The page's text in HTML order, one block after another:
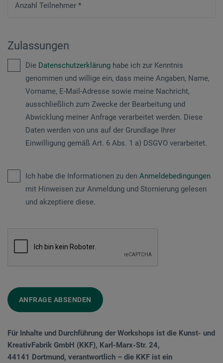
Anzahl Teilnehmer *
Zulassungen
Die Datenschutzerklärung habe ich zur Kenntnis
genommen und willige ein, dass meine Angaben, Name,
Vorname, E-Mail-Adresse sowie meine Nachricht,
ausschließlich zum Zwecke der Bearbeitung und
Abwicklung meiner Anfrage verarbeitet werden. Diese
Daten werden von uns auf der Grundlage Ihrer
Einwilligung gemäß Art. 6 Abs. 1 a) DSGVO verarbeitet.
Ich habe die Informationen zu den Anmeldebedingungen
mit Hinweisen zur Anmeldung und Stornierung gelesen
und akzeptiere diese.
ANFRAGE ABSENDEN
Für Inhalte und Durchführung der Workshops ist die Kunst- und
KreativFabrik GmbH (KKF), Karl-Marx-Str. 24,
44141 Dortmund, verantwortlich – die KKF ist ein